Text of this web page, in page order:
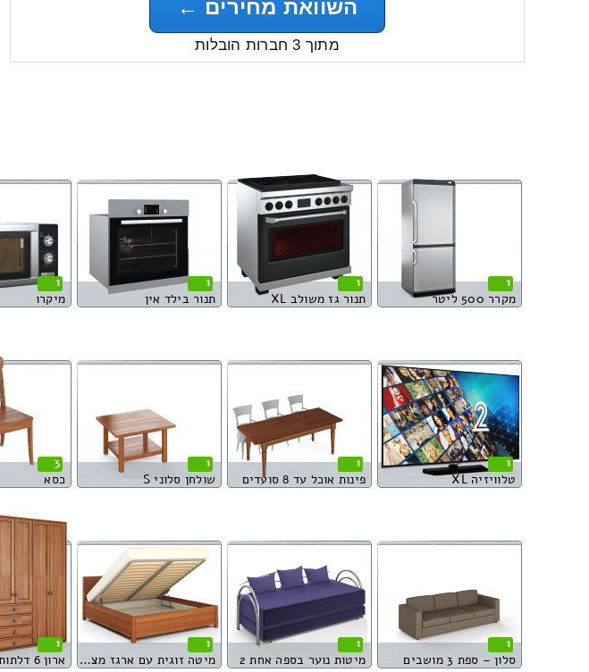
השוואת מחירים ←
מתוך 3 חברות הובלות
1
מקרר 500 ליטר
1
תנור גז משולב XL
1
תנור בילד אין
1
מיקרו
1
טלוויזיה XL
1
פינות אוכל עד 8 סועדים
1
שולחן סלוני S
3
כסא
1
סלון – ספת 3 מושבים
1
מיטות נוער בספה אחת 2
1
מיטה זוגית עם ארגז מצעים
1
ארון 6 דלתות